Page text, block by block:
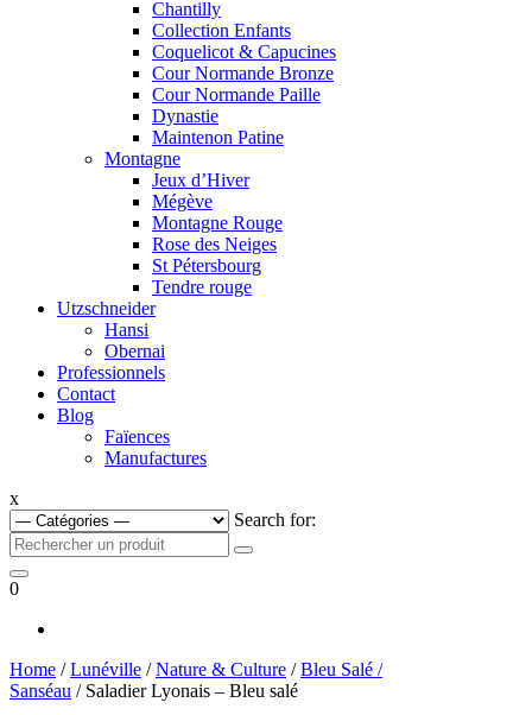
Chantilly
Collection Enfants
Coquelicot & Capucines
Cour Normande Bronze
Cour Normande Paille
Dynastie
Maintenon Patine
Montagne
Jeux d’Hiver
Mégève
Montagne Rouge
Rose des Neiges
St Pétersbourg
Tendre rouge
Utzschneider
Hansi
Obernai
Professionnels
Contact
Blog
Faïences
Manufactures
x
Search for:
0
Home /Lunéville /Nature & Culture /Bleu Salé /
Sanséau / Saladier Lyonais – Bleu salé